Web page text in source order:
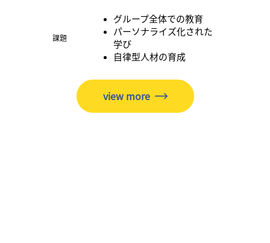
グループ全体での教育
パーソナライズ化された
学び
自律型人材の育成
​課題
view more